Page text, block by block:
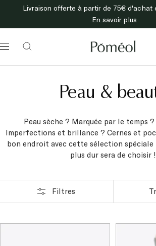
contenu
Livraison offerte à partir de 75€ d'achat
En savoir plus
Navigation
Poméol
Peau &
Peau sèche ? Marquée par le temps
Imperfections et brillance ? Cernes et
bon endroit avec cette sélection spéciale
plus dur sera de choisir !
Filtres